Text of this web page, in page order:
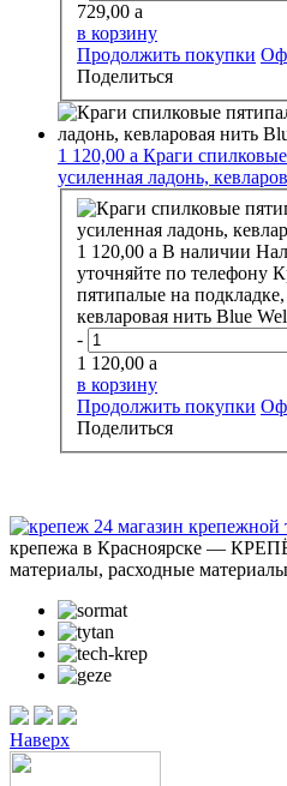
729,00 a
в корзину
Продолжить покупки
Поделиться
1 120,00 a Краги
усиленная ладонь,
1 120,00 a В наличии
уточняйте по телефону
пятипалые на
кевларовая нить Blue
-
1 120,00 a
в корзину
Продолжить покупки
Поделиться
крепежа в Красноярске —
материалы, расходные
Наверх